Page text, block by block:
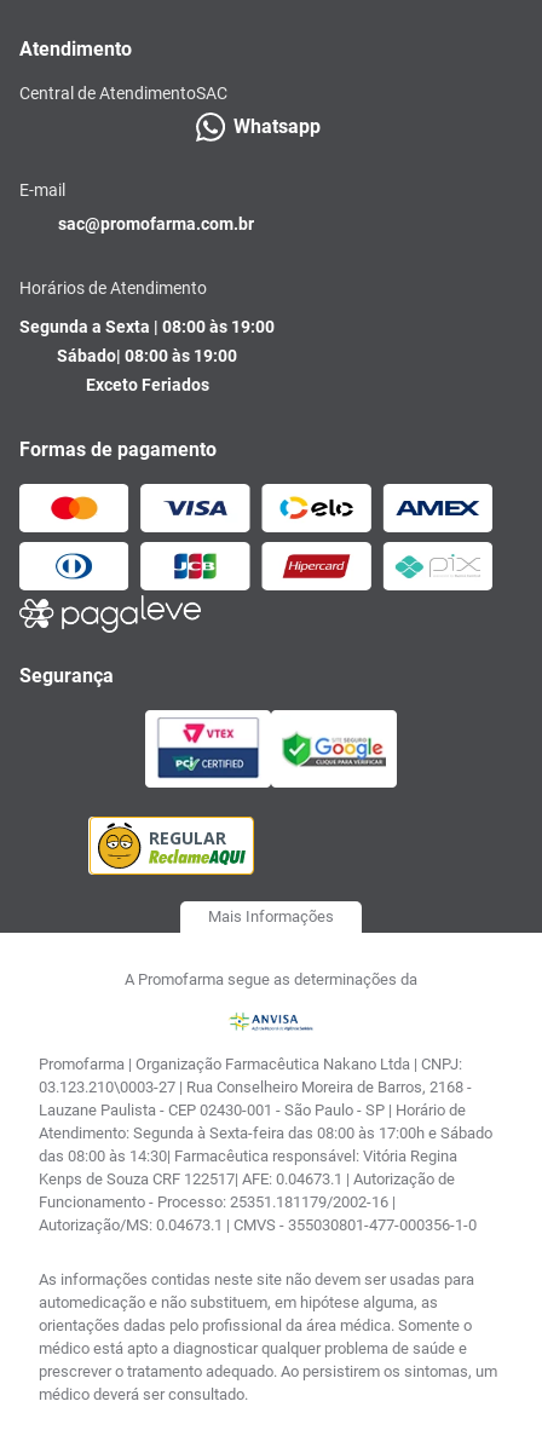
Atendimento
Central de AtendimentoSAC
Whatsapp
E-mail
sac@promofarma.com.br
Horários de Atendimento
Segunda a Sexta | 08:00 às 19:00
Sábado| 08:00 às 19:00
Exceto Feriados
Formas de pagamento
Segurança
Mais Informações
A Promofarma segue as determinações da
Promofarma | Organização Farmacêutica Nakano Ltda | CNPJ:
03.123.210\0003-27 | Rua Conselheiro Moreira de Barros, 2168 -
Lauzane Paulista - CEP 02430-001 - São Paulo - SP | Horário de
Atendimento: Segunda à Sexta-feira das 08:00 às 17:00h e Sábado
das 08:00 às 14:30| Farmacêutica responsável: Vitória Regina
Kenps de Souza CRF 122517| AFE: 0.04673.1 | Autorização de
Funcionamento - Processo: 25351.181179/2002-16 |
Autorização/MS: 0.04673.1 | CMVS - 355030801-477-000356-1-0
As informações contidas neste site não devem ser usadas para
automedicação e não substituem, em hipótese alguma, as
orientações dadas pelo profissional da área médica. Somente o
médico está apto a diagnosticar qualquer problema de saúde e
prescrever o tratamento adequado. Ao persistirem os sintomas, um
médico deverá ser consultado.